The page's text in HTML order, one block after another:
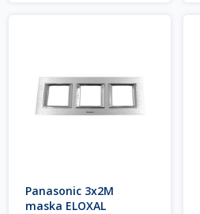
Panasonic 3x2M
maska ELOXAL